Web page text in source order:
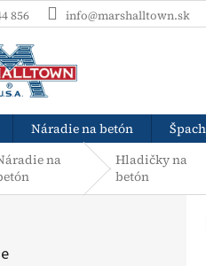
856 info@marshalltown.sk
Náradie na betón
na
Hladičky na
betón